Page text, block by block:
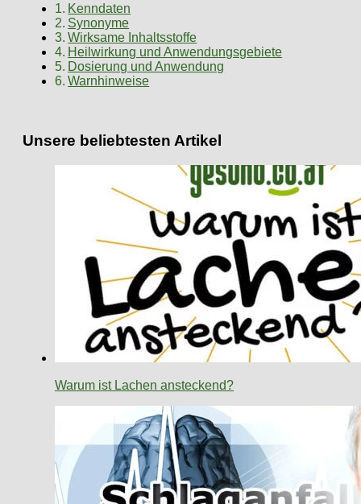
Kenndaten
Synonyme
Wirksame Inhaltsstoffe
Heilwirkung und Anwendungsgebiete
Dosierung und Anwendung
Warnhinweise
Unsere beliebtesten Artikel
Warum ist Lachen ansteckend?